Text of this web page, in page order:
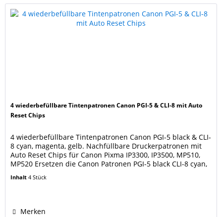
4 wiederbefüllbare Tintenpatronen Canon PGI-5 & CLI-8 mit Auto
Reset Chips
4 wiederbefüllbare Tintenpatronen Canon PGI-5 black & CLI-
8 cyan, magenta, gelb. Nachfüllbare Druckerpatronen mit
Auto Reset Chips für Canon Pixma IP3300, IP3500, MP510,
MP520 Ersetzen die Canon Patronen PGI-5 black CLI-8 cyan,
RESET-CHIPS bestückt. Sie resetten sich nach jedem
Inhalt4 Stück
Merken